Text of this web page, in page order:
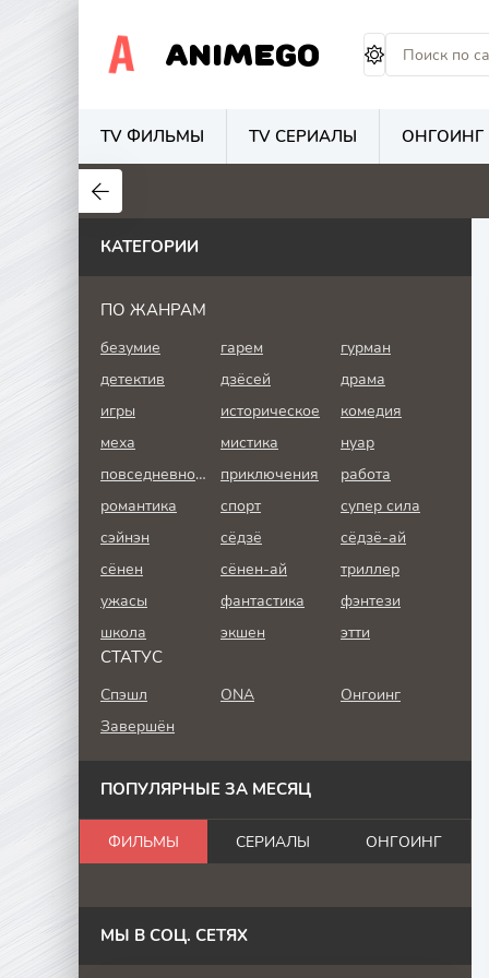
ANIMEGO
TV ФИЛЬМЫ TV СЕРИАЛЫ ОНГОИНГ
1.7
КАТЕГОРИИ
ПО ЖАНРАМ
безумие гарем
гурман
детектив
дзёсей
драма
игры
историческое
комедия
меха
мистика
нуар
повседневность
приключения
работа
романтика
спорт
супер сила
сэйнэн
сёдзё
сёдзё-ай
сёнен
сёнен-ай
триллер
ужасы
фантастика
фэнтези
школа
экшен этти
СТАТУС
Спэшл ONA
Онгоинг
Завершён
ПОПУЛЯРНЫЕ ЗА МЕСЯЦ
ФИЛЬМЫ СЕРИАЛЫ ОНГОИНГ
МЫ В СОЦ. СЕТЯХ